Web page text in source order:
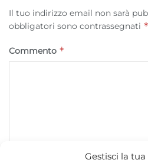
Gestisci la
Il tuo indirizzo email non sarà
obbligatori sono contrassegnati *
Commento *